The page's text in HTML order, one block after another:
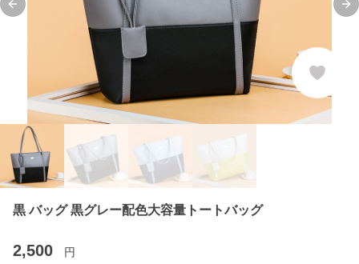
Previous slide
黒 バッグ 黒グレー配色大容量トートバッグ
2,500 円